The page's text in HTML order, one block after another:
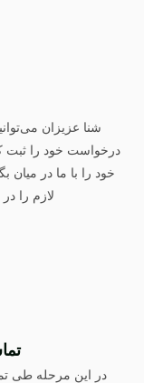
شنا عزیزان
درخواست خود را ثبت
خود را با ما در میان
لازم را در
در این مرحله طی